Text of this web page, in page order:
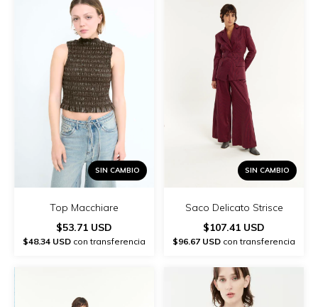
SIN CAMBIO
Top Macchiare
$53.71 USD
$48.34 USD con transferencia
SIN CAMBIO
Saco Delicato Strisce
$107.41 USD
$96.67 USD con transferencia